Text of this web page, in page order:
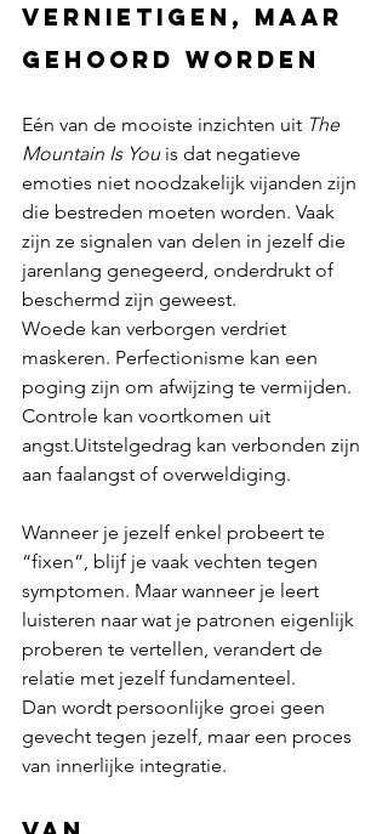
vernietigen, maar
gehoord worden
Eén van de mooiste inzichten uit The
Mountain Is You is dat negatieve
emoties niet noodzakelijk vijanden zijn
die bestreden moeten worden. Vaak
zijn ze signalen van delen in jezelf die
jarenlang genegeerd, onderdrukt of
beschermd zijn geweest.
Woede kan verborgen verdriet
maskeren. Perfectionisme kan een
poging zijn om afwijzing te vermijden.
Controle kan voortkomen uit
angst.Uitstelgedrag kan verbonden zijn
aan faalangst of overweldiging.
Wanneer je jezelf enkel probeert te
“fixen”, blijf je vaak vechten tegen
symptomen. Maar wanneer je leert
luisteren naar wat je patronen eigenlijk
proberen te vertellen, verandert de
relatie met jezelf fundamenteel.
Dan wordt persoonlijke groei geen
gevecht tegen jezelf, maar een proces
van innerlijke integratie.